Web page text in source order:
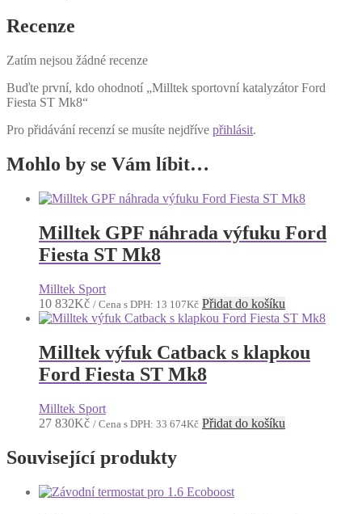
Recenze
Zatím nejsou žádné recenze
Buďte první, kdo ohodnotí „Milltek sportovní katalyzátor Ford
Fiesta ST Mk8“
Pro přidávání recenzí se musíte nejdříve přihlásit.
Mohlo by se Vám líbit…
Milltek GPF náhrada výfuku Ford
Fiesta ST Mk8
Milltek Sport
10 832Kč / Cena s DPH: 13 107Kč Přidat do košíku
Milltek výfuk Catback s klapkou
Ford Fiesta ST Mk8
Milltek Sport
27 830Kč / Cena s DPH: 33 674Kč Přidat do košíku
Související produkty